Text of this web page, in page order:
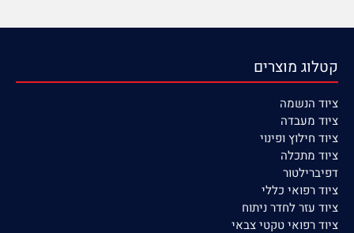
קטלוג מוצרים
ציוד הנשמה
ציוד מעבדה
ציוד חילוץ ופינוי
ציוד מתכלה
דפיברילטור
ציוד רפואי כללי
ציוד עזר לחדר ניתוח
ציוד רפואי טקטי צבאי